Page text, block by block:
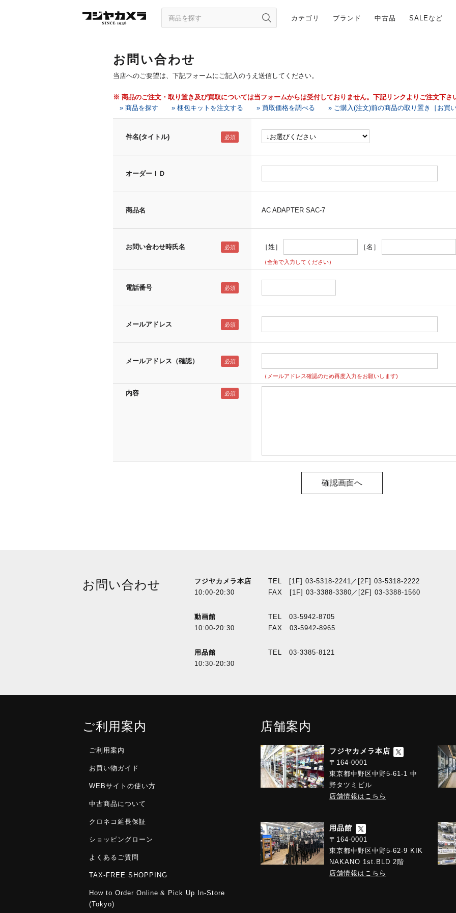
カテゴリ ブランド 中古品 SALEなど
お問い合わせ
当店へのご要望は、下記フォームにご記入のうえ送信してください。
※ 商品のご注文・取り置き及び買取については当フォームからは受付しておりません。下記リンクよりご注文下さ
» 商品を探す
» 梱包キットを注文する » 買取価格を調べる » ご購入(注文)前の商品の取り置き［お買い
件名(タイトル)
オーダーＩＤ
商品名 AC ADAPTER SAC-7
お問い合わせ時氏名 ［姓］ ［名］
（全角で入力してください）
電話番号
メールアドレス
メールアドレス（確認）
（メールアドレス確認のため再度入力をお願いします)
内容
お問い合わせ
フジヤカメラ本店
10:00-20:30
TEL [1F] 03-5318-2241／[2F] 03-5318-2222
FAX [1F] 03-3388-3380／[2F] 03-3388-1560
動画館
10:00-20:30
TEL 03-5942-8705
FAX 03-5942-8965
用品館
10:30-20:30
TEL 03-3385-8121
ご利用案内
ご利用案内
お買い物ガイド
WEBサイトの使い方
中古商品について
クロネコ延長保証
ショッピングローン
よくあるご質問
TAX-FREE SHOPPING
How to Order Online & Pick Up In-Store
(Tokyo)
店舗案内
フジヤカメラ本店
〒164-0001
東京都中野区中野5-61-1 中
野タツミビル
店舗情報はこちら
用品館
〒164-0001
東京都中野区中野5-62-9 KIK
NAKANO 1st.BLD 2階
店舗情報はこちら